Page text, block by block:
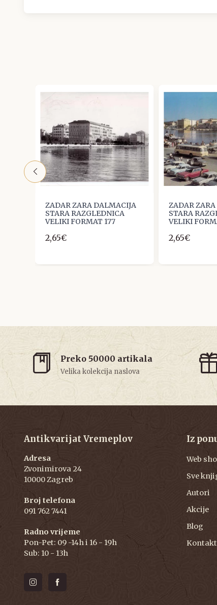
ZADAR ZARA DALMACIJA
STARA RAZGLEDNICA
VELIKI FORMAT 177
2,65€
ZADAR
STARA
VELIKI
2,65€
Preko 50000 artikala
Velika kolekcija naslova
Antikvarijat Vremeplov
Adresa
Zvonimirova 24
10000 Zagreb
Broj telefona
091 762 7441
Radno vrijeme
Pon-Pet: 09 -14h i 16 - 19h
Sub: 10 - 13h
Iz
Web
Sve
Autori
Akcije
Blog
Kontakt